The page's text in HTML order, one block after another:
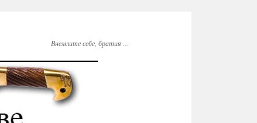
Внемлите себе, братия …